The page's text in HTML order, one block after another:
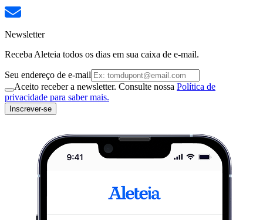
Newsletter
Receba Aleteia todos os dias em sua caixa de e-mail.
Seu endereço de e-mail
Aceito receber a newsletter. Consulte nossa Política de
privacidade para saber mais.
Inscrever-se